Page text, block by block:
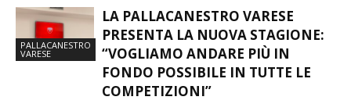
PALLACANESTRO
VARESE
LA PALLACANESTRO VARESE
PRESENTA LA NUOVA STAGIONE:
“VOGLIAMO ANDARE PIÙ IN
FONDO POSSIBILE IN TUTTE LE
COMPETIZIONI”